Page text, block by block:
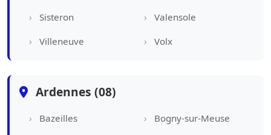
Sisteron
Valensole
Villeneuve
Volx
Ardennes (08)
Bazeilles
Bogny-sur-Meuse